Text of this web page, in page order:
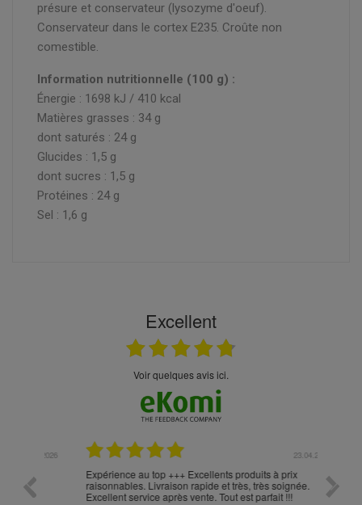
présure et conservateur (lysozyme d'oeuf).
Conservateur dans le cortex E235. Croûte non
comestible.
Information nutritionnelle (100 g) :
Énergie : 1698 kJ / 410 kcal
Matières grasses : 34 g
dont saturés : 24 g
Glucides : 1,5 g
dont sucres : 1,5 g
Protéines : 24 g
Sel : 1,6 g
Excellent
Voir quelques avis ici.
23.04.2026
Expérience au top +++ Excellents produits à prix
raisonnables. Livraison rapide et très, très soignée.
Excellent service après vente. Tout est parfait !!!